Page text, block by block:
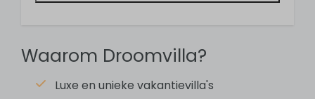
Four bedrooms
Waarom Droomvilla?
Luxe en unieke vakantievilla's